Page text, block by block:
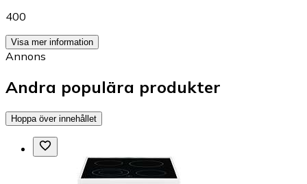
400
Visa mer information
Annons
Andra populära produkter
Hoppa över innehållet